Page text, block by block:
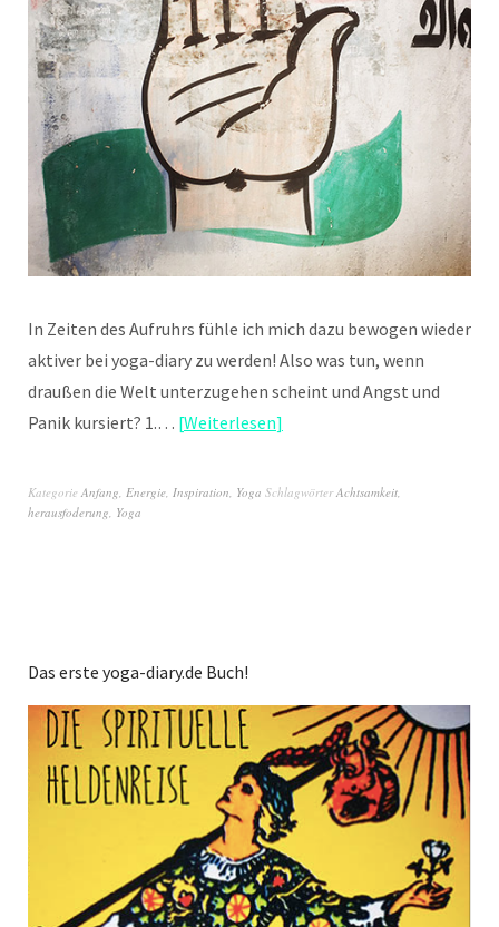
In Zeiten des Aufruhrs fühle ich mich dazu bewogen wieder
aktiver bei yoga-diary zu werden! Also was tun, wenn
draußen die Welt unterzugehen scheint und Angst und
Panik kursiert? 1.… Weiterlesen
Kategorie Anfang, Energie, Inspiration, Yoga SchlagwörterAchtsamkeit,
herausfoderung, Yoga
Das erste yoga-diary.de Buch!